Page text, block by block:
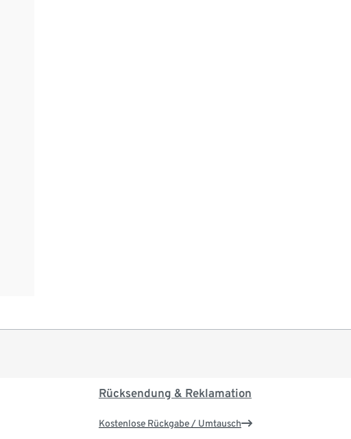
Rücksendung & Reklamation
Kostenlose Rückgabe / Umtausch